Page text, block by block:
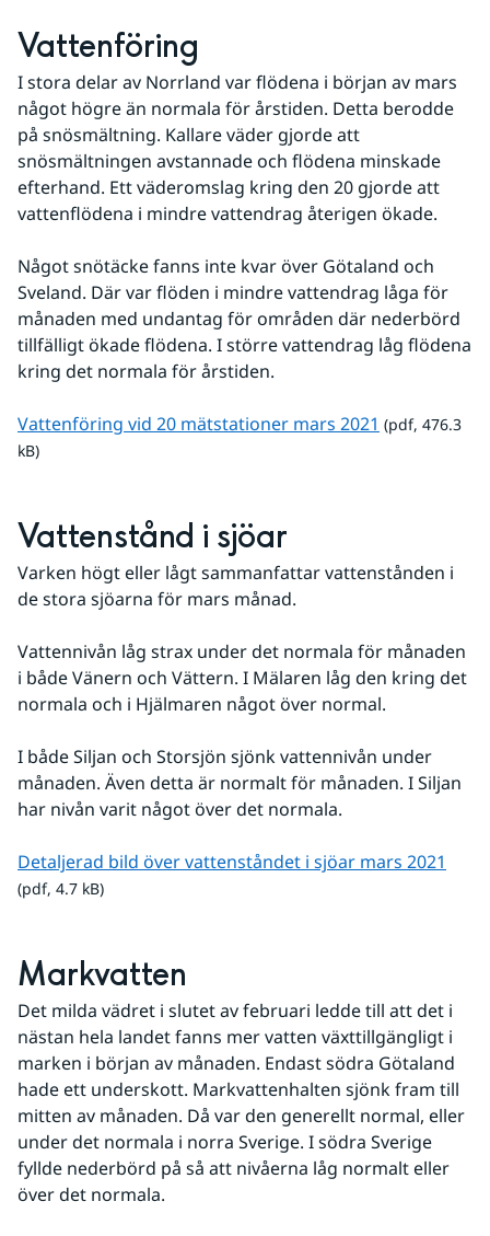
Vattenföring
I stora delar av Norrland var flödena i början av mars
något högre än normala för årstiden. Detta berodde
på snösmältning. Kallare väder gjorde att
snösmältningen avstannade och flödena minskade
efterhand. Ett väderomslag kring den 20 gjorde att
vattenflödena i mindre vattendrag återigen ökade.
Något snötäcke fanns inte kvar över Götaland och
Sveland. Där var flöden i mindre vattendrag låga för
månaden med undantag för områden där nederbörd
tillfälligt ökade flödena. I större vattendrag låg flödena
kring det normala för årstiden.
Vattenföring vid 20 mätstationer mars 2021 pdf, 476.3 kB.
(pdf, 476.3
kB)
Vattenstånd i sjöar
Varken högt eller lågt sammanfattar vattenstånden i
de stora sjöarna för mars månad.
Vattennivån låg strax under det normala för månaden
i både Vänern och Vättern. I Mälaren låg den kring det
normala och i Hjälmaren något över normal.
I både Siljan och Storsjön sjönk vattennivån under
månaden. Även detta är normalt för månaden. I Siljan
har nivån varit något över det normala.
Detaljerad bild över vattenståndet i sjöar mars 2021
(pdf, 4.7 kB)
Markvatten
Det milda vädret i slutet av februari ledde till att det i
nästan hela landet fanns mer vatten växttillgängligt i
marken i början av månaden. Endast södra Götaland
hade ett underskott. Markvattenhalten sjönk fram till
mitten av månaden. Då var den generellt normal, eller
under det normala i norra Sverige. I södra Sverige
fyllde nederbörd på så att nivåerna låg normalt eller
över det normala.